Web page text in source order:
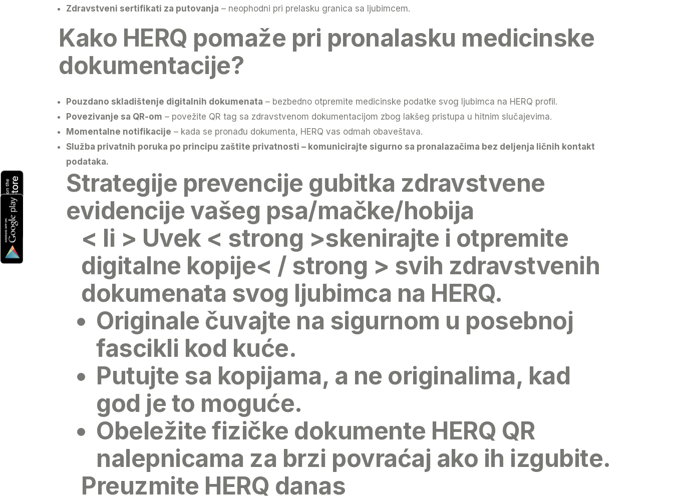
Zdravstveni sertifikati za putovanja – neophodni pri prelasku granica sa ljubimcem.
Kako HERQ pomaže pri pronalasku medicinske
dokumentacije?
Pouzdano skladištenje digitalnih dokumenata – bezbedno otpremite medicinske podatke svog ljubimca na HERQ profil.
Povezivanje sa QR-om – povežite QR tag sa zdravstvenom dokumentacijom zbog lakšeg pristupa u hitnim slučajevima.
Momentalne notifikacije – kada se pronađu dokumenta, HERQ vas odmah obaveštava.
Služba privatnih poruka po principu zaštite privatnosti – komunicirajte sigurno sa pronalazačima bez deljenja ličnih kontakt
podataka.
Strategije prevencije gubitka zdravstvene
evidencije vašeg psa/mačke/hobija
< li > Uvek < strong >skenirajte i otpremite
digitalne kopije< / strong > svih zdravstvenih
dokumenata svog ljubimca na HERQ.
Originale čuvajte na sigurnom u posebnoj
fascikli kod kuće.
Putujte sa kopijama, a ne originalima, kad
god je to moguće.
Obeležite fizičke dokumente HERQ QR
nalepnicama za brzi povraćaj ako ih izgubite.
Preuzmite HERQ danas